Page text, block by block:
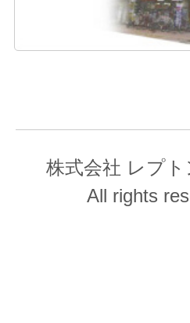
株式会社 レプト
All rights